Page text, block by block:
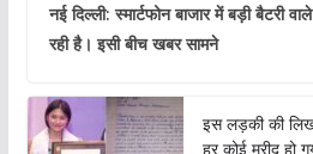
नई दिल्ली: स्मार्टफोन बाजार में बड़ी बैटरी
रही है। इसी बीच खबर सामने
इस लड़की की
हर कोई मुरीद हो